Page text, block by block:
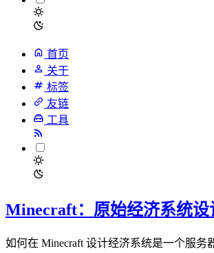
首页
关于
标签
友链
工具
Minecraft：原始经济系统设
如何在 Minecraft 设计经济系统是一个服务